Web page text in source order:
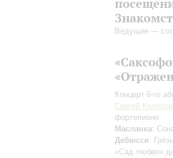
Ведущие —
Концерт 6-го
Сергей Колесов
фортепиано
Масланка:
Дебюсси:
«Сад любви»